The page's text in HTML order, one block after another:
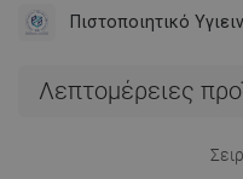
Πιστοποιητικό
Λεπτομέρειες